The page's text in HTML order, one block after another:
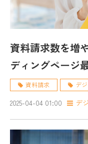
資料請求数を増
ディングページ
用まで徹底解説
資料請求 デ
2025-04-04 01:00 デ